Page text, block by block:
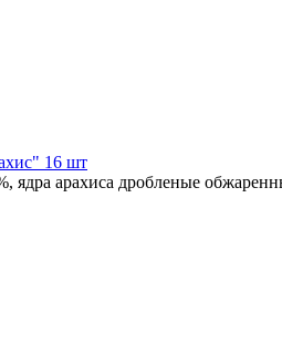
16 шт
ядра арахиса дробленые